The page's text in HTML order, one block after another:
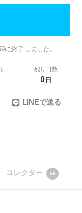
に終了しました。
残り日数
0日
LINEで送る
コレクター 56